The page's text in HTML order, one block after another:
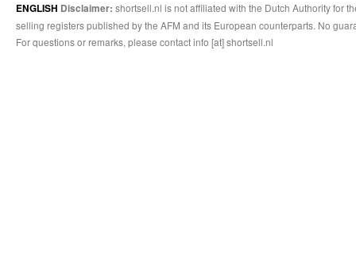
ENGLISH Disclaimer: shortsell.nl is not affiliated with the Dutch Authority for
selling registers published by the AFM and its European counterparts. No
For questions or remarks, please contact info [at] shortsell.nl